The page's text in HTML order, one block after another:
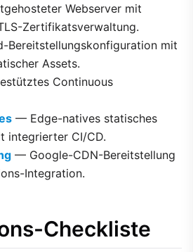
Webserver mit
Zertifikatsverwaltung.
Bereitstellungskonfiguration mit
Assets.
Continuous
— Edge-natives statisches
integrierter CI/CD.
— Google-CDN-Bereitstellung
Integration.
Checkliste